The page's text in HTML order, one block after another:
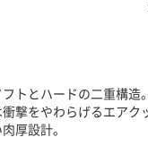
フトとハードの二重構造
衝撃をやわらげるエアク
厚設計。